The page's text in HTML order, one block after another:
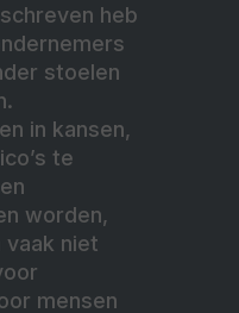
heb
stoelen
in kansen,
te
worden,
vaak niet
mensen